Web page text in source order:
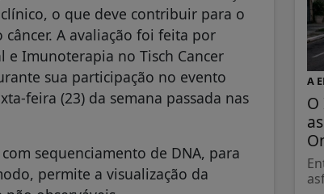
o que deve contribuir para o
A avaliação foi feita por
e Imunoterapia no Tisch Cancer
sua participação no evento
feira (23) da semana passada nas
sequenciamento de DNA, para
permite a visualização da
A